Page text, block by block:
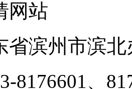
网站
省滨州市滨
8176601、